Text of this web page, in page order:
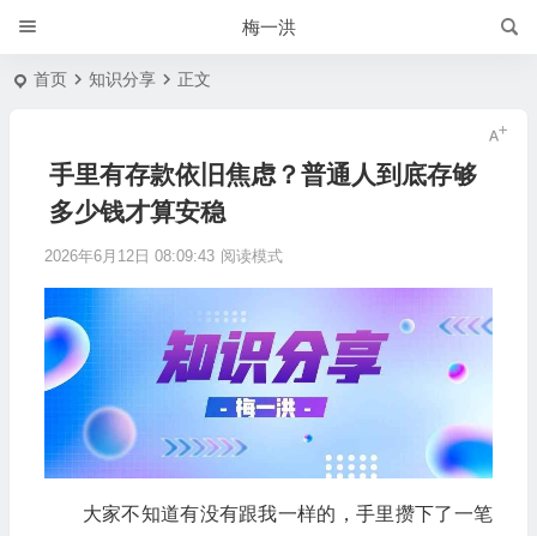
梅一洪
首页 知识分享 正文
手里有存款依旧焦虑？普通人到底存够
多少钱才算安稳
2026年6月12日 08:09:43 阅读模式
大家不知道有没有跟我一样的，手里攒下了一笔